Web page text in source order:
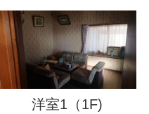
洋室1（1F)